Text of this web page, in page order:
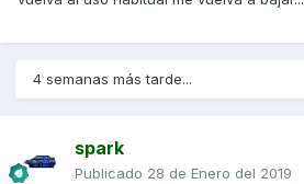
4 semanas más tarde...
spark
Publicado 28 de Enero del 2019